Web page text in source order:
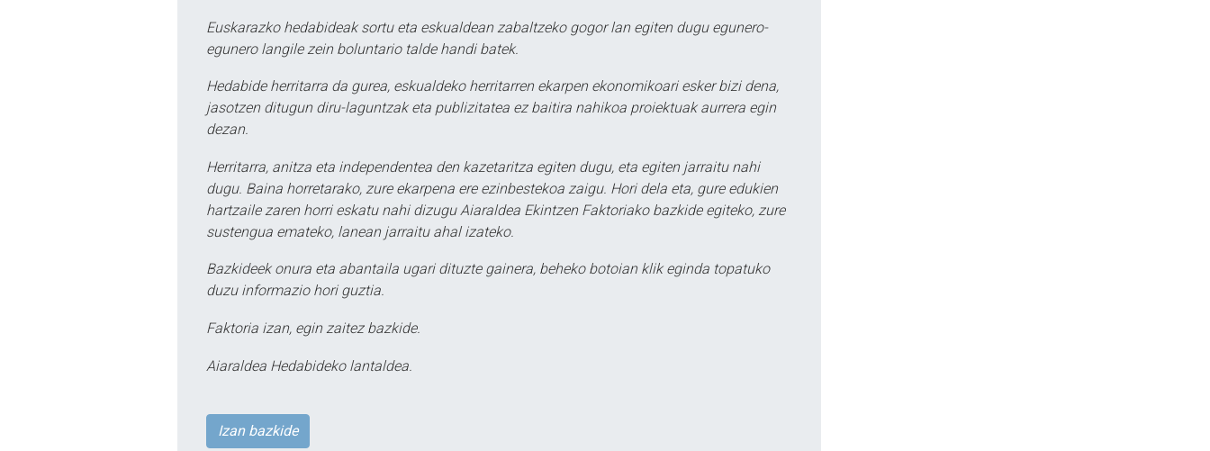
Euskarazko hedabideak sortu eta eskualdean zabaltzeko gogor lan egiten dugu egunero-
egunero langile zein boluntario talde handi batek.
Hedabide herritarra da gurea, eskualdeko herritarren ekarpen ekonomikoari esker bizi dena,
jasotzen ditugun diru-laguntzak eta publizitatea ez baitira nahikoa proiektuak aurrera egin
dezan.
Herritarra, anitza eta independentea den kazetaritza egiten dugu, eta egiten jarraitu nahi
dugu. Baina horretarako, zure ekarpena ere ezinbestekoa zaigu. Hori dela eta, gure edukien
hartzaile zaren horri eskatu nahi dizugu Aiaraldea Ekintzen Faktoriako bazkide egiteko, zure
sustengua emateko, lanean jarraitu ahal izateko.
Bazkideek onura eta abantaila ugari dituzte gainera, beheko botoian klik eginda topatuko
duzu informazio hori guztia.
Faktoria izan, egin zaitez bazkide.
Aiaraldea Hedabideko lantaldea.
Izan bazkide